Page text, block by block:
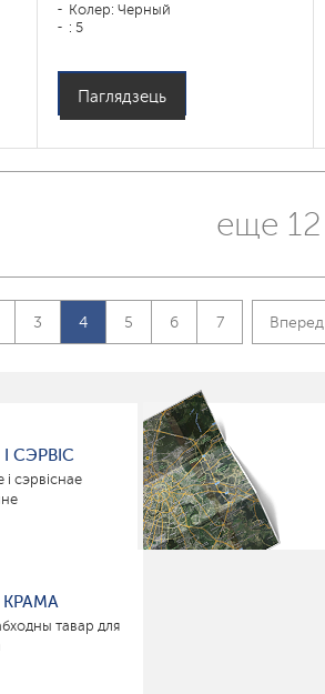
Колер: Черный
: 5
Паглядзець
еще 12
3 4 5 6 7 Вперед
СЭРВІС
сэрвіснае
КРАМА
тавар для